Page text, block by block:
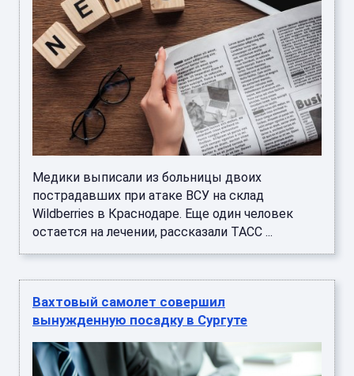
Медики выписали из больницы двоих
пострадавших при атаке ВСУ на склад
Wildberries в Краснодаре. Еще один человек
остается на лечении, рассказали ТАСС ...
Вахтовый самолет совершил
вынужденную посадку в Сургуте